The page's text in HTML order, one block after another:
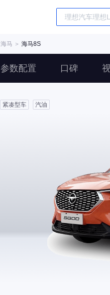
海马 ＞ 海马8S
参数配置 口碑
紧凑型车 汽油